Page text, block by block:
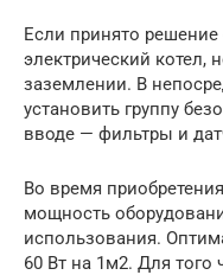
Если принято решение
электрический котел,
заземлении. В
установить группу
вводе — фильтры и
Во время
мощность
использования.
60 Вт на 1м2. Для того